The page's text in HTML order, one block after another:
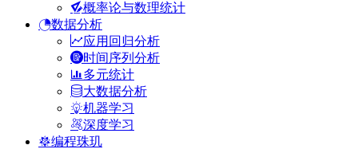
概率论与数理统计
数据分析
应用回归分析
时间序列分析
多元统计
大数据分析
机器学习
深度学习
编程珠玑